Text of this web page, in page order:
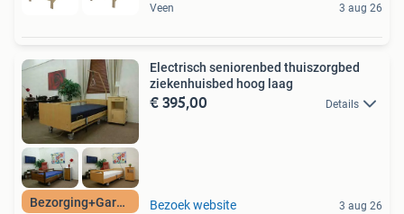
Veen 3 aug 26
Bezorging+Garantie
Electrisch seniorenbed thuiszorgbed
ziekenhuisbed hoog laag
€ 395,00 Details
Bezoek website 3 aug 26